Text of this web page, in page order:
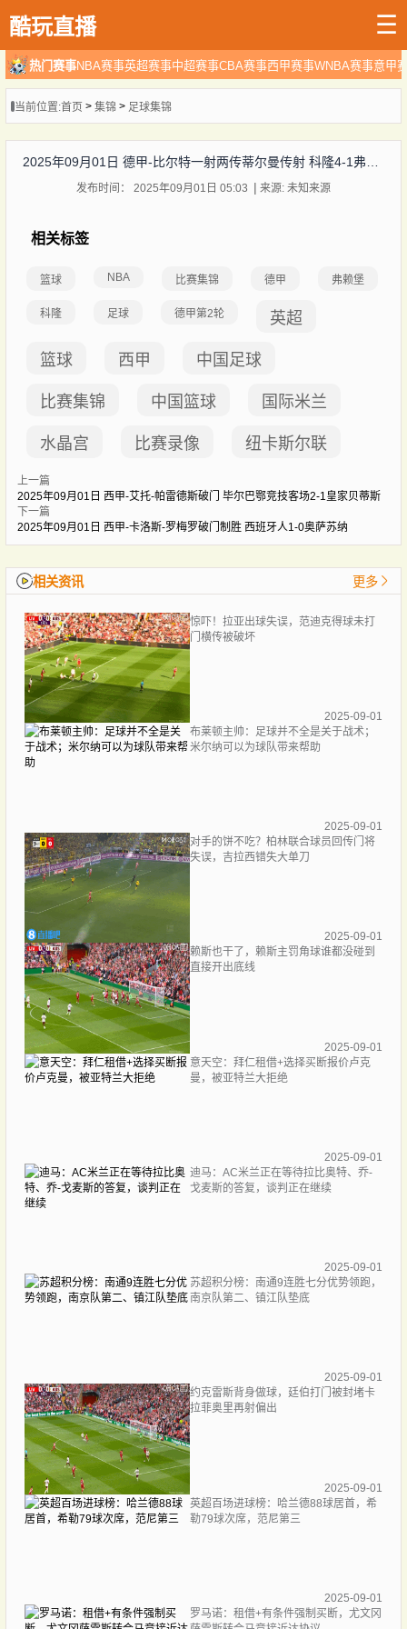
酷玩直播 ☰
热门赛事NBA赛事英超赛事中超赛事CBA赛事西甲赛事WNBA赛事意甲
当前位置:首页> 集锦 > 足球集锦
发布时间： 2025年09月01日 05:03 来源: 未知来源
相关标签
篮球 NBA 比赛集锦 德甲 弗赖堡
科隆 足球 德甲第2轮 英超
篮球 西甲 中国足球
比赛集锦 中国篮球 国际米兰
水晶宫 比赛录像 纽卡斯尔联
上一篇
2025年09月01日 西甲-艾托-帕雷德斯破门 毕尔巴鄂竞技客场2-1皇家贝蒂斯
下一篇
2025年09月01日 西甲-卡洛斯-罗梅罗破门制胜 西班牙人1-0奥萨苏纳
相关资讯 更多
惊吓！拉亚出球失误，范迪克得球未打
门横传被破坏
2025-09-01
布莱顿主帅：足球并不全是关于战术；
米尔纳可以为球队带来帮助
2025-09-01
对手的饼不吃？柏林联合球员回传门将
失误，吉拉西错失大单刀
2025-09-01
赖斯也干了，赖斯主罚角球谁都没碰到
直接开出底线
2025-09-01
意天空：拜仁租借+选择买断报价卢克
曼，被亚特兰大拒绝
2025-09-01
迪马：AC米兰正在等待拉比奥特、乔-
戈麦斯的答复，谈判正在继续
2025-09-01
苏超积分榜：南通9连胜七分优势领跑，
南京队第二、镇江队垫底
2025-09-01
约克雷斯背身做球，廷伯打门被封堵卡
拉菲奥里再射偏出
2025-09-01
英超百场进球榜：哈兰德88球居首，希
勒79球次席，范尼第三
2025-09-01
罗马诺：租借+有条件强制买断，尤文冈